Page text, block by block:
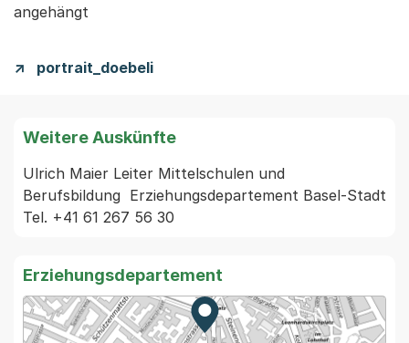
angehängt
portrait_doebeli
Weitere Auskünfte
Ulrich Maier Leiter Mittelschulen und
Berufsbildung  Erziehungsdepartement Basel-Stadt
Tel. +41 61 267 56 30
Erziehungsdepartement
Zur Karte von MapBS.
Externer Link, wird in einem